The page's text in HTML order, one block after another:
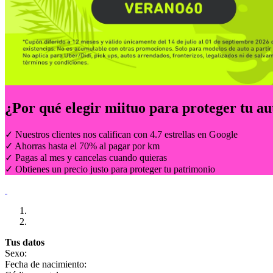
¿Por qué elegir miituo para proteger tu
✓ Nuestros clientes nos califican con 4.7 estrellas en Google
✓ Ahorras hasta el 70% al pagar por km
✓ Pagas al mes y cancelas cuando quieras
✓ Obtienes un precio justo para proteger tu patrimonio
Tus datos
Sexo:
Fecha de nacimiento: